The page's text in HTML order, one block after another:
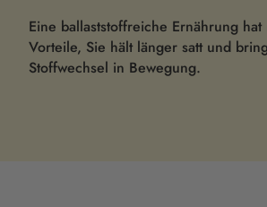
Eine ballaststoffreiche Ernährung
Vorteile, Sie hält länger satt und
Stoffwechsel in Bewegung.